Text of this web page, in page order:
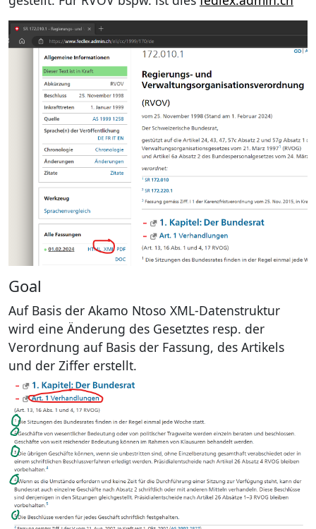
Goal
Auf Basis der Akamo Ntoso XML-Datenstruktur
wird eine Änderung des Gesetztes resp. der
Verordnung auf Basis der Fassung, des Artikels
und der Ziffer erstellt.